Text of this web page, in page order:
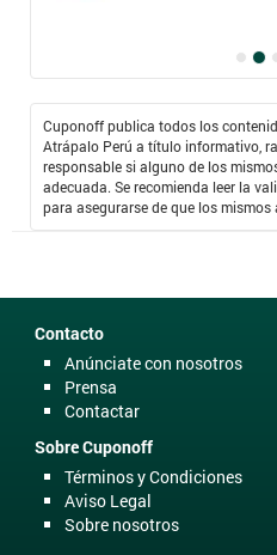
Cuponoff publica todos los
Atrápalo Perú a título informativo,
responsable si alguno de los
adecuada. Se recomienda leer la
para asegurarse de que los
Contacto
Anúnciate con nosotros
Prensa
Contactar
Sobre Cuponoff
Términos y Condiciones
Aviso Legal
Sobre nosotros